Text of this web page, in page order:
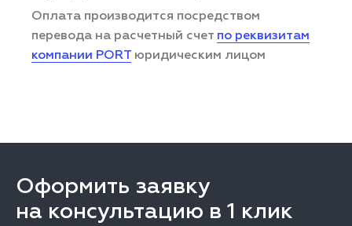
Оплата производится посредством
перевода на расчетный счет по реквизитам
компании PORT юридическим лицом
Оформить заявку
на консультацию в 1 клик